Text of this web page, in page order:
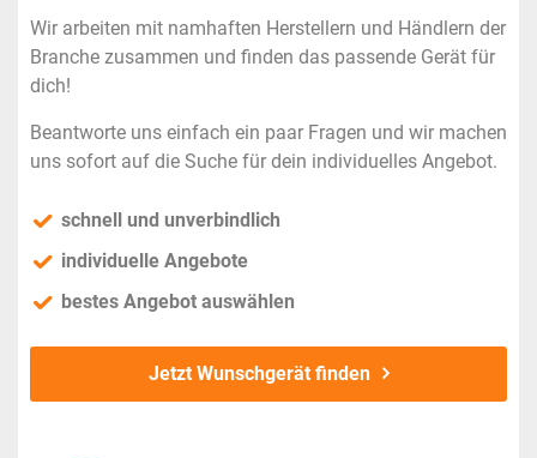
Wir arbeiten mit namhaften Herstellern und Händlern der
Branche zusammen und finden das passende Gerät für
dich!
Beantworte uns einfach ein paar Fragen und wir machen
uns sofort auf die Suche für dein individuelles Angebot.
schnell und unverbindlich
individuelle Angebote
bestes Angebot auswählen
Jetzt Wunschgerät finden